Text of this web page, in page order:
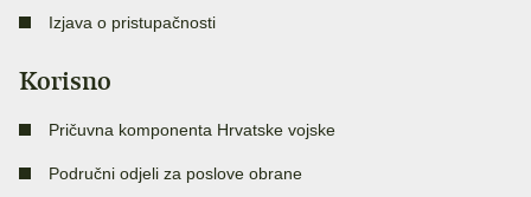
Izjava o pristupačnosti
Korisno
Pričuvna komponenta Hrvatske vojske
Područni odjeli za poslove obrane